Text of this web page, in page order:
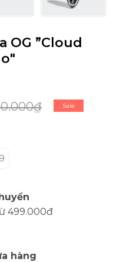
OG ”Cloud
Sale
499.000đ
hàng